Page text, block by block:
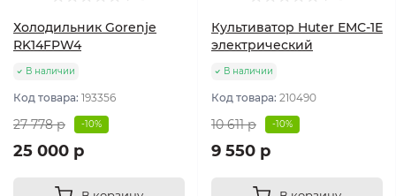
Холодильник Gorenje
RK14FPW4
В наличии
Код товара: 193356
27 778 р -10%
25 000 р
Культиватор Huter ЕМС-1E
электрический
В наличии
Код товара: 210490
10 611 р -10%
9 550 р